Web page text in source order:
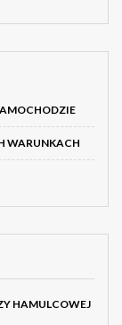
WARUNKACH
HAMULCOWEJ